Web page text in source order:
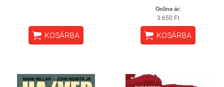
 KOSÁRBA
Online ár:
3 650 Ft
 KOSÁRBA